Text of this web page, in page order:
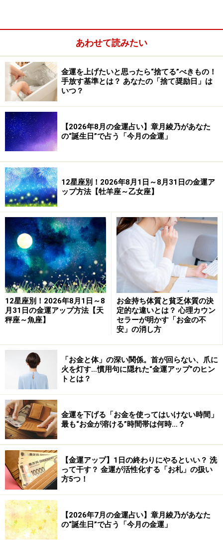
質問1の解説
社会情勢を反映するのが株の値動きです。急に高騰して
いる銘柄は勢いがありますが、不安定なもの。さらに上
がる可能性も、急落する恐れもあります。
この質問で大事なのは、aかbのどちらを答えたかではな
く、あなたが答えるまでにどれくらいの時間を要したか
です。具体的には、回答するときに時計を見たかが投資
がうまい体質を知るための分岐点となります。
・時計を見た人は、分析タイプ
・時計を見ずにすぐ答えた人は、野生のカンタイプ
質問2の解説
普段から自分は運がいいと感じているか、悪いと感じて
いるかで、人生模様は大きく変わっていきます。ポジテ
ィブなセルフイメージを持つのはいいことですが、何事
も運頼りになってしまうと、それはそれで、コントロー
ルが効かなくなり、調子が落ちた時のリカバリーに苦労
します。運が悪くても努力でカバーできれば問題なし！
これまでの2つの質問で分かったそれぞれの回答の組み
合わせで、以下の4つのタイプに分けることができま
す。
では、自分がどのタイプか分かったら、解説を見てみま
しょう。
投資がうまい体質かどうかの4タイプ解説を見る
野生のカン×運がいいタイプ……Aタイプ
野生のカン×運が悪いタイプ……
あわせて読みたい
金運を上げたいと思ったら“捨てる”べきもの！
手放す基準とは？ あなたの「捨て奨励日」は
いつ？
【2026年8月の金運占い】章月綾乃があなた
の“誕生日”で占う「今月の金運」
12星座別！2026年8月1日～8月31日の金運ア
ップ方法【牡羊座～乙女座】
12星座別！2026年8月1日～8
月31日の金運アップ方法【天
秤座～魚座】
お金持ち体質と貧乏体質の決
定的な違いとは？ 心理カウン
セラーが明かす「お金の不
安」の消し方
「お金と体」の深い関係。首が回らない、爪に
火を灯す…慣用句に隠れた“金運アップ”のヒン
トとは？
金運を下げる「お金を使ってはいけない時間」
最も“お金が溶ける”時間帯は何時…？
【金運アップ】1日の終わりにやるといい？ 洗
って干す？ 金運が活性化する「お札」の扱い
方5つ！
【2026年7月の金運占い】章月綾乃があなた
の“誕生日”で占う「今月の金運」